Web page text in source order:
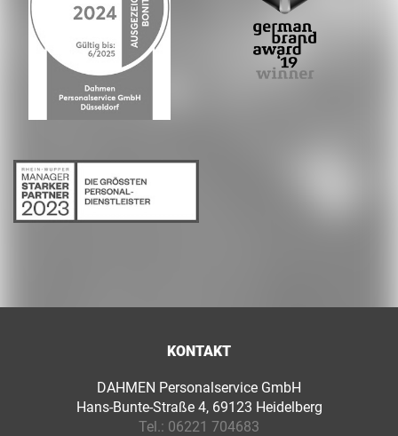
KONTAKT
DAHMEN Personalservice GmbH
Hans-Bunte-Straße 4, 69123 Heidelberg
Tel.: 06221 704683